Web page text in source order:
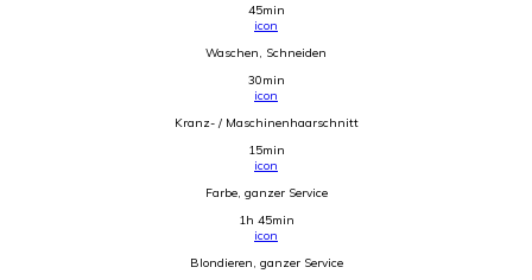
45min
icon
Waschen, Schneiden
30min
icon
Kranz- / Maschinenhaarschnitt
15min
icon
Farbe, ganzer Service
1h 45min
icon
Blondieren, ganzer Service